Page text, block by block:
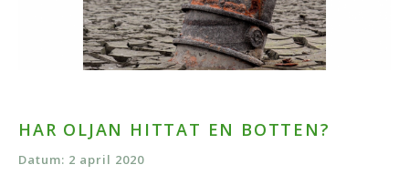
HAR OLJAN HITTAT EN BOTTEN?
Datum: 2 april 2020